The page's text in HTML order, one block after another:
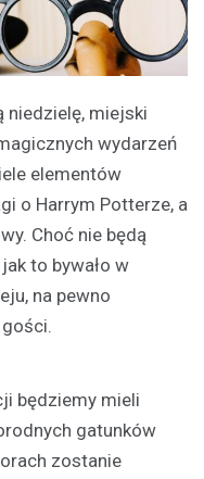
niedzielę, miejski
wydarzeń
elementów
o Harrym Potterze, a
Choć nie będą
to bywało w
na pewno
będziemy mieli
gatunków
zostanie